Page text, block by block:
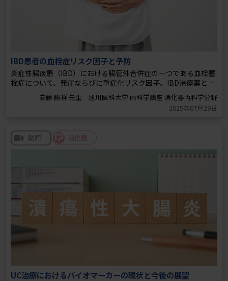
IBD患者の血栓症リスク因子と予防
安藤 勝祥 先生 旭川医科大学 内科学講座 消化器内科学分野
炎症性腸疾患（IBD）における腸管外合併症の一つである血栓塞
栓症について、発症ならびに重症化リスク因子、IBD治療薬との
関係、血栓予防とその治療について解説しています。
2025年07月29日
UC治療におけるバイオマーカーの現状と今後の展望
動画